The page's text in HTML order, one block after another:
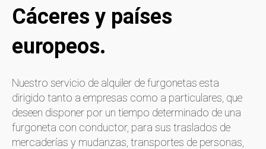
Cáceres y países
europeos.
Nuestro servicio de alquiler de furgonetas esta
dirigido tanto a empresas como a particulares, que
deseen disponer por un tiempo determinado de una
furgoneta con conductor, para sus traslados de
mercaderías y mudanzas, transportes de personas,